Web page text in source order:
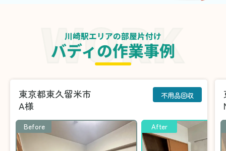
川崎駅エリアの部屋片付け
バディの作業事例
東京都東久留米市
A様
不用品回収
Before After